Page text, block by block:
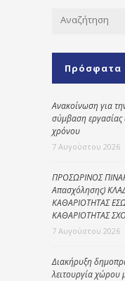
Πρόσφατα
Ανακοίνωση για
σύμβαση εργασίας
χρόνου
7 Αυγούστου 2026
ΠΡΟΣΩΡΙΝΟΣ
Απασχόλησης)
ΚΑΘΑΡΙΟΤΗΤΑΣ
ΚΑΘΑΡΙΟΤΗΤΑΣ
7 Αυγούστου 2026
Διακήρυξη
λειτουργία